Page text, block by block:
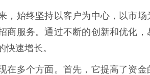
，始终坚持以客户为中心，以市
商服务。通过不断的创新和优化
快速增长。
在多个方面。首先，它提高了资